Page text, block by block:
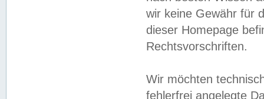
wir keine Gewähr für
dieser Homepage
Rechtsvorschriften.
Wir möchten
fehlerfrei angelegte